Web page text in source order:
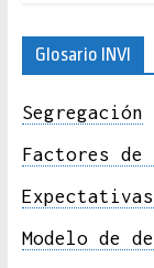
Glosario INVI
Segregación
Factores
Expectativas
Modelo de